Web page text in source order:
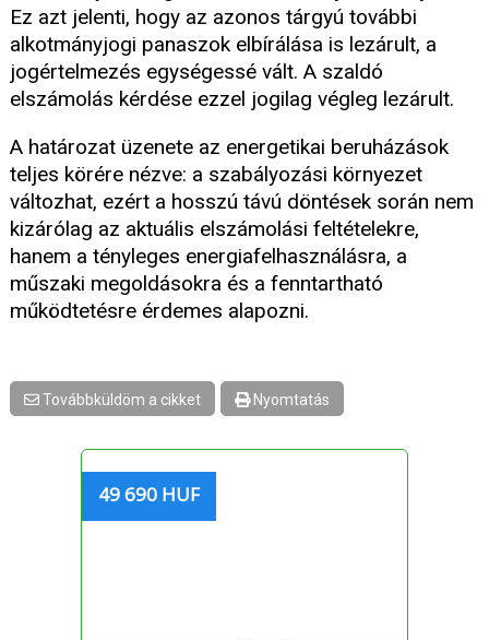
Ez azt jelenti, hogy az azonos tárgyú további
alkotmányjogi panaszok elbírálása is lezárult, a
jogértelmezés egységessé vált. A szaldó
elszámolás kérdése ezzel jogilag végleg lezárult.
A határozat üzenete az energetikai beruházások
teljes körére nézve: a szabályozási környezet
változhat, ezért a hosszú távú döntések során nem
kizárólag az aktuális elszámolási feltételekre,
hanem a tényleges energiafelhasználásra, a
műszaki megoldásokra és a fenntartható
működtetésre érdemes alapozni.
Továbbküldöm a cikket Nyomtatás
49 690 HUF